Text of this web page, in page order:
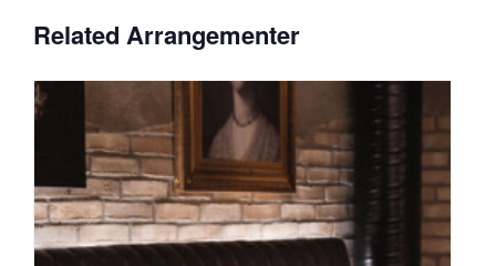
Related Arrangementer